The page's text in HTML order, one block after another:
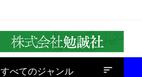
すべてのジャンル
baseline_sort